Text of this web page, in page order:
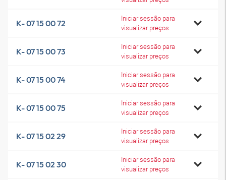
K- 07 15 00 72
Iniciar sessão para
visualizar preços
K- 07 15 00 73
Iniciar sessão para
visualizar preços
K- 07 15 00 74
Iniciar sessão para
visualizar preços
K- 07 15 00 75
Iniciar sessão para
visualizar preços
K- 07 15 02 29
Iniciar sessão para
visualizar preços
K- 07 15 02 30
Iniciar sessão para
visualizar preços